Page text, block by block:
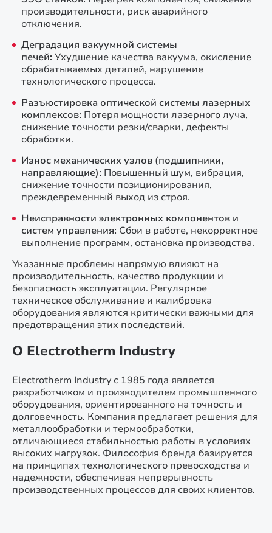
производительности, риск аварийного
отключения.
Деградация вакуумной системы
печей: Ухудшение качества вакуума, окисление
обрабатываемых деталей, нарушение
технологического процесса.
Разъюстировка оптической системы лазерных
комплексов: Потеря мощности лазерного луча,
снижение точности резки/сварки, дефекты
обработки.
Износ механических узлов (подшипники,
направляющие): Повышенный шум, вибрация,
снижение точности позиционирования,
преждевременный выход из строя.
Неисправности электронных компонентов и
систем управления: Сбои в работе, некорректное
выполнение программ, остановка производства.
Указанные проблемы напрямую влияют на
производительность, качество продукции и
безопасность эксплуатации. Регулярное
техническое обслуживание и калибровка
оборудования являются критически важными для
предотвращения этих последствий.
О Electrotherm Industry
Electrotherm Industry с 1985 года является
разработчиком и производителем промышленного
оборудования, ориентированного на точность и
долговечность. Компания предлагает решения для
металлообработки и термообработки,
отличающиеся стабильностью работы в условиях
высоких нагрузок. Философия бренда базируется
на принципах технологического превосходства и
надежности, обеспечивая непрерывность
производственных процессов для своих клиентов.